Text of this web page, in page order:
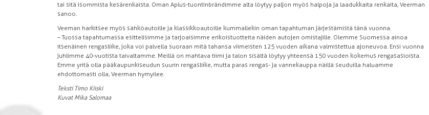
tai sitä isommista kesärenkaista. Oman Aplus-tuontinbrändimme alta löytyy paljon myös halpoja ja laadukkaita renkaita, Veerman
sanoo.
Veeman harkitsee myös sähköautoille ja klassikkoautoille kummallekin oman tapahtuman järjestämistä tänä vuonna.
– Tuossa tapahtumassa esittelisimme ja tarjoaisimme erikoistuotteita näiden autojen omistajille. Olemme Suomessa ainoa
itsenäinen rengasliike, joka voi palvella suoraan mitä tahansa viimeisten 125 vuoden aikana valmistettua ajoneuvoa. Ensi vuonna
juhlimme 40-vuotista taivaltamme. Meillä on mahtava tiimi ja talon sisältä löytyy yhteensä 150 vuoden kokemus rengasasioista.
Emme yritä olla pääkaupunkiseudun suurin rengasliike, mutta paras rengas- ja vannekauppa näillä seuduilla haluamme
ehdottomasti olla, Veerman hymyilee.
Teksti Timo Kiiski
Kuvat Mika Salomaa